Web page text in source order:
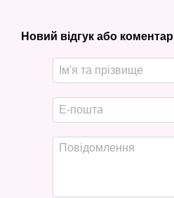
Новий відгук або коментар